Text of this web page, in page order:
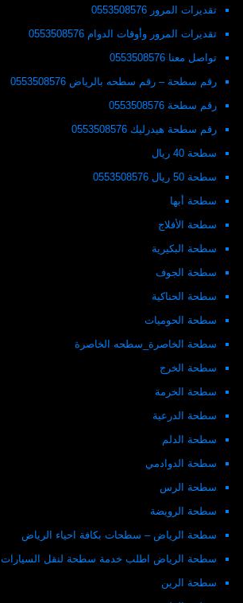
تقديرات المرور 0553508576
تقديرات المرور وأوقات الدوام 0553508576
تواصل معنا 0553508576
رقم سطحة – رقم سطحه بالرياض 0553508576
رقم سطحة 0553508576
رقم سطحة هيدرليك 0553508576
سطحة 40 ريال
سطحة 50 ريال 0553508576
سطحة أبها
سطحة الأفلاج
سطحة البكيرية
سطحة الجوف
سطحة الحناكية
سطحة الحوميات
سطحة الخاصرة_سطحه الخاصرة
سطحة الخرج
سطحة الخرمة
سطحة الدرعية
سطحة الدلم
سطحة الدوادمي
سطحة الرس
سطحة الرويضة
سطحة الرياض – سطحات بكافة احياء الرياض
سطحة الرياض اطلب خدمة سطحة لنقل السيارات
سطحة الرين